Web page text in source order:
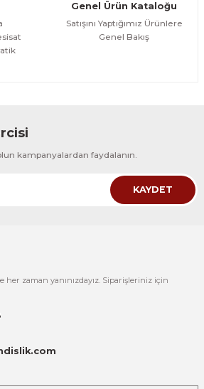
Genel Ürün Kataloğu
Satışını Yaptığımız Ürünlere
Genel Bakış
kampanyalardan faydalanın.
KAYDET
zaman yanınızdayız. Siparişleriniz için